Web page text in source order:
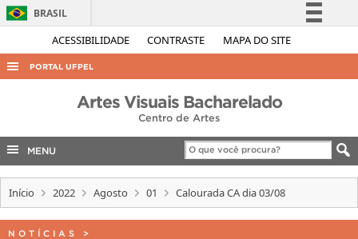
ACESSIBILIDADE CONTRASTE MAPA DO SITE
BRASIL
Simplifique!
Acesso à informação
Legislação
Canais
PORTAL UFPEL
COBALTO
INTERNACIONAL
Artes Visuais Bacharelado
Centro de Artes
MENU
Início 2022 Agosto 01 Calourada CA dia 03/08
NOTÍCIAS >